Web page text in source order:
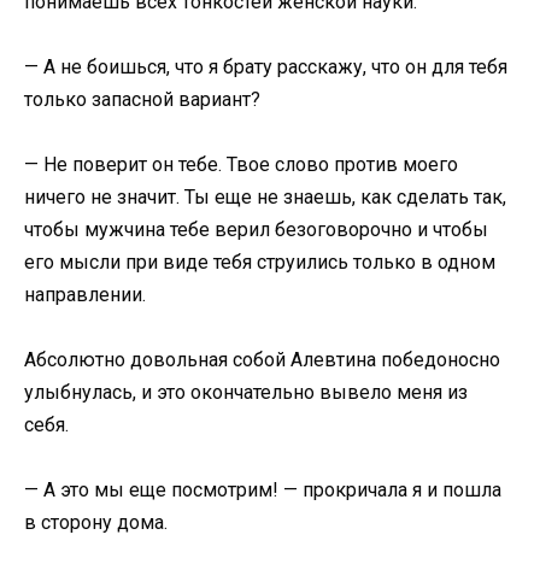
— А не боишься, что я брату расскажу, что он для тебя
только запасной вариант?
— Не поверит он тебе. Твое слово против моего
ничего не значит. Ты еще не знаешь, как сделать так,
чтобы мужчина тебе верил безоговорочно и чтобы
его мысли при виде тебя струились только в одном
направлении.
Абсолютно довольная собой Алевтина победоносно
улыбнулась, и это окончательно вывело меня из
себя.
— А это мы еще посмотрим! — прокричала я и пошла
в сторону дома.